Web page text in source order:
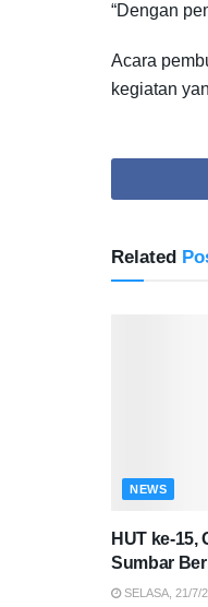
“Dengan
Acara
kegiatan
Related
NEWS
HUT ke-15,
Sumbar
SELASA, 21/7/